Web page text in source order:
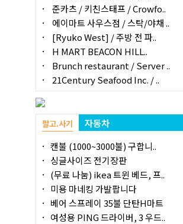
준카츠 / 키친스태프 / Crowfo..
에이마트 사우스점 / 스탁/야채 ..
[Ryuko West] / 주방 전 파..
H MART BEACON HILL..
Brunch restaurant / Server ..
21Century Seafood Inc. / ..
팔고.사기
자동차
캔불 (1000~3000불) 구합니..
싱글사이즈 전기장판
(무료 나눔) ikea 트윈 베드, 프..
미용 마네킹 가발팝니다
베어 스프레이 35불 단탄H마트
여성용 PING 드라이버, 3 우드..